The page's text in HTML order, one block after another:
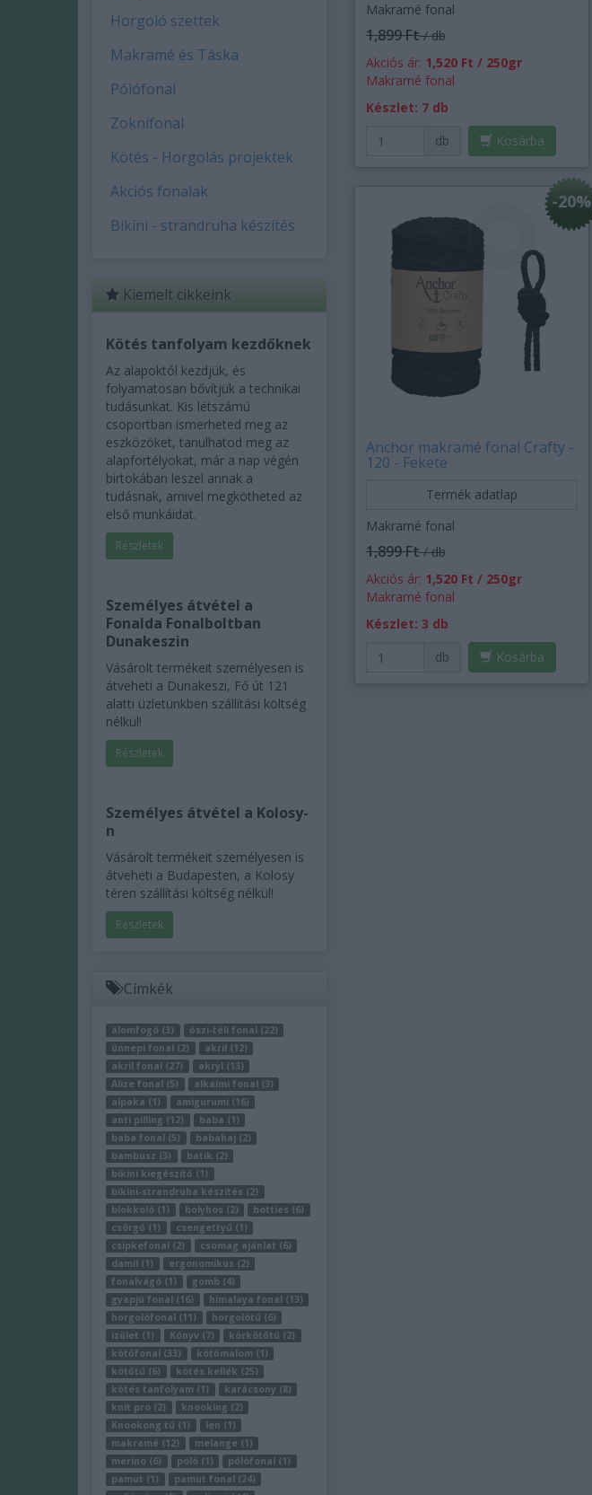
Horgoló szettek
Makramé és Táska
Pólófonal
Zoknifonal
Kötés - Horgolás projektek
Akciós fonalak
Bikini - strandruha készítés
Kiemelt cikkeink
Kötés tanfolyam kezdőknek
Az alapoktól kezdjük, és
folyamatosan bővítjük a technikai
tudásunkat. Kis létszámú
csoportban ismerheted meg az
eszközöket, tanulhatod meg az
alapfortélyokat, már a nap végén
birtokában leszel annak a
tudásnak, amivel megkötheted az
első munkáidat.
Részletek
Személyes átvétel a
Fonalda Fonalboltban
Dunakeszin
Vásárolt termékeit személyesen is
átveheti a Dunakeszi, Fő út 121
alatti üzletünkben szállítási költség
nélkül!
Részletek
Személyes átvétel a Kolosy-
n
Vásárolt termékeit személyesen is
átveheti a Budapesten, a Kolosy
téren szállítási költség nélkül!
Részletek
Címkék
álomfogó (3)
őszi-téli fonal (22)
ünnepi fonal (2)
akril (12)
akril fonal (27)
akryl (13)
Alize fonal (5)
alkalmi fonal (3)
alpaka (1)
amigurumi (16)
anti pilling (12)
baba (1)
baba fonal (5)
babahaj (2)
bambusz (3)
batik (2)
bikini kiegészítő (1)
bikini-strandruha készítés (2)
blokkoló (1)
bolyhos (2)
botties (6)
csörgő (1)
csengettyű (1)
csipkefonal (2)
csomag ajánlat (6)
damil (1)
ergonomikus (2)
fonalvágó (1)
gomb (4)
gyapjú fonal (16)
himalaya fonal (13)
horgolófonal (11)
horgolótű (6)
izület (1)
Könyv (7)
körkötőtű (2)
kötőfonal (33)
kötőmalom (1)
kötőtű (6)
kötés kellék (25)
kötés tanfolyam (1)
karácsony (8)
knit pro (2)
knooking (2)
Knookong tű (1)
len (1)
makramé (12)
melange (1)
merino (6)
póló (1)
pólófonal (1)
pamut (1)
pamut fonal (24)
Makramé fonal
1,899 Ft/ db
Akciós ár: 1,520 Ft / 250gr
Makramé fonal
Készlet: 7 db
db
Kosárba
-20%
Anchor makramé fonal Crafty -
120 - Fekete
Termék adatlap
Makramé fonal
1,899 Ft/ db
Akciós ár: 1,520 Ft / 250gr
Makramé fonal
Készlet: 3 db
db
Kosárba